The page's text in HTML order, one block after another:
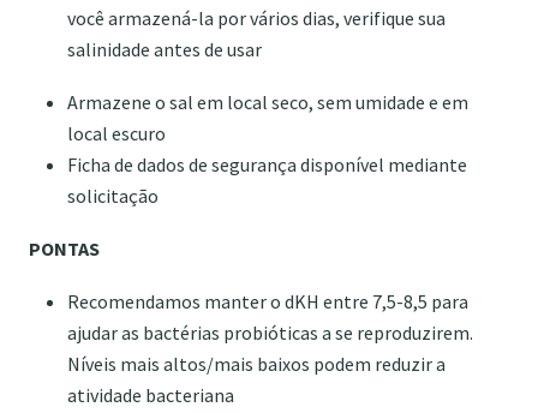
você armazená-la por vários dias, verifique sua
salinidade antes de usar
Armazene o sal em local seco, sem umidade e em
local escuro
Ficha de dados de segurança disponível mediante
solicitação
PONTAS
Recomendamos manter o dKH entre 7,5-8,5 para
ajudar as bactérias probióticas a se reproduzirem.
Níveis mais altos/mais baixos podem reduzir a
atividade bacteriana